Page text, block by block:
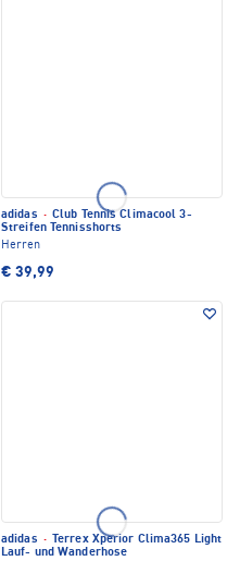
adidas · Club Tennis Climacool 3-
Streifen Tennisshorts
Herren
€ 39,99
adidas ·
Terrex Xperior Clima365 Light
Lauf- und Wanderhose